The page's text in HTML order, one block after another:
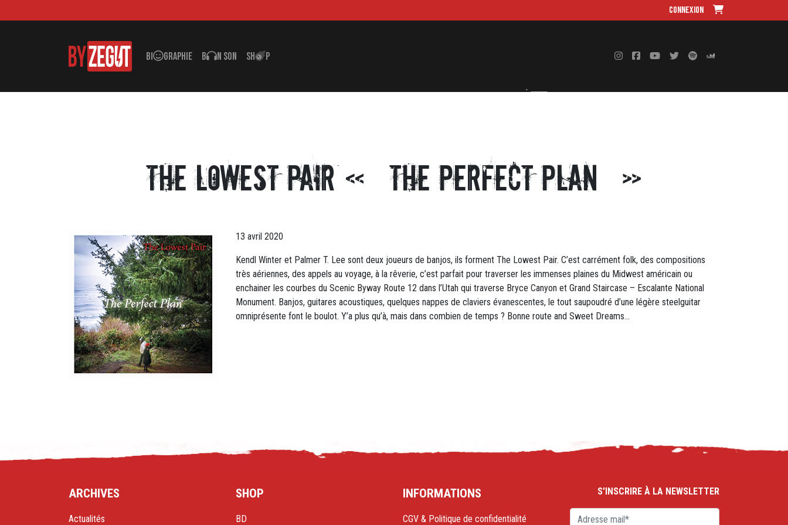
Connexion
BI GRAPHIE B N SON SH P
The Lowest Pair « The Perfect Plan »
13 avril 2020
Kendl Winter et Palmer T. Lee sont deux joueurs de banjos, ils forment The Lowest Pair. C’est carrément folk, des compositions
très aériennes, des appels au voyage, à la rêverie, c’est parfait pour traverser les immenses plaines du Midwest américain ou
enchainer les courbes du Scenic Byway Route 12 dans l’Utah qui traverse Bryce Canyon et Grand Staircase – Escalante National
Monument. Banjos, guitares acoustiques, quelques nappes de claviers évanescentes, le tout saupoudré d’une légère steelguitar
omniprésente font le boulot. Y’a plus qu’à, mais dans combien de temps ? Bonne route and Sweet Dreams…
ARCHIVES
Actualités
SHOP
BD
INFORMATIONS
CGV & Politique de confidentialité
S'INSCRIRE À LA NEWSLETTER